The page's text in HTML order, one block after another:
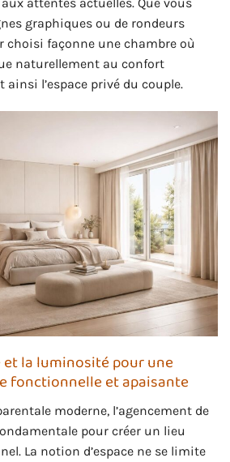
graphiques ou de rondeurs
choisi façonne une chambre où
naturellement au confort
l’espace privé du couple.
et la luminosité pour une
fonctionnelle et apaisante
moderne, l’agencement de
pour créer un lieu
La notion d’espace ne se limite